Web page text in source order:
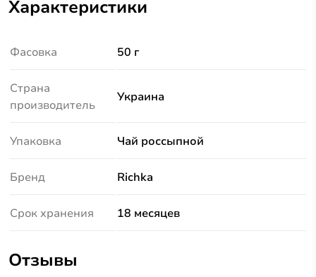
Характеристики
Фасовка 50 г
Страна
производитель
Украина
Упаковка Чай россыпной
Бренд Richka
Срок хранения 18 месяцев
Отзывы